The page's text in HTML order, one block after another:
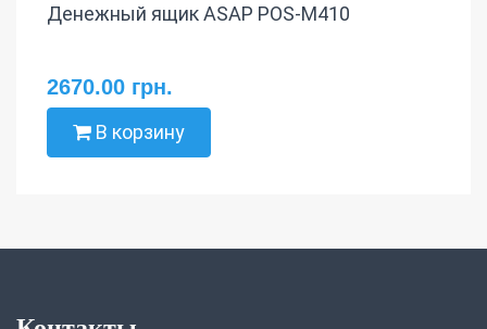
Денежный ящик ASAP POS-M410
2670.00 грн.
В корзину